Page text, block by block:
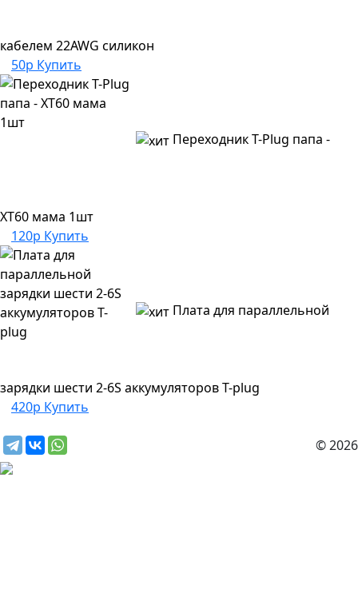
кабелем 22AWG силикон
50р Купить
Переходник T-Plug папа -
XT60 мама 1шт
120р Купить
Плата для параллельной
зарядки шести 2-6S аккумуляторов T-plug
420р Купить
© 2026